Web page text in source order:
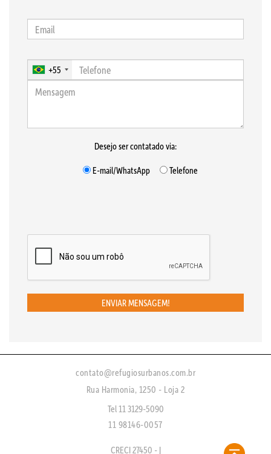
+55
Desejo ser contatado via:
E-mail/WhatsApp
Telefone
ENVIAR MENSAGEM!
contato@refugiosurbanos.com.br
Rua Harmonia, 1250 - Loja 2
Tel 11 3129-5090
11 98146-0057
CRECI 27450 - J